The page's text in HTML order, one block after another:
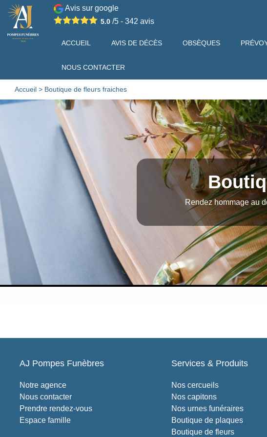
Avis sur google
5.0 /5 - 342 avis
ACCUEIL AVIS DE DÉCÈS OBSÈQUES
NOUS CONTACTER
Accueil > Boutique de fleurs fraiches
Rendez hommage au
AJ Pompes Funèbres
Notre agence
Nous contacter
Prendre rendez-vous
Espace famille
Services & Produits
Nos cercueils
Nos capitons
Nos urnes funéraires
Boutique de plaques
Boutique de fleurs